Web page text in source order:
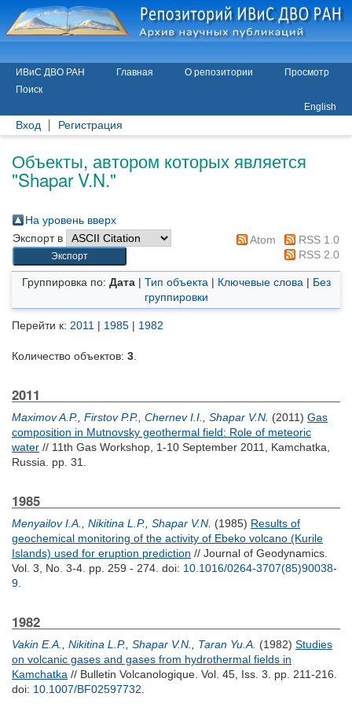
ИВиС ДВО РАН Главная О репозитории
Просмотр
Поиск
English
Вход Регистрация
Объекты, автором которых является
"Shapar V.N."
На уровень вверх
Экспорт в
Atom
RSS 1.0
RSS 2.0
Группировка по: Дата| Тип объекта | Ключевые слова | Без
группировки
Перейти к: 2011 | 1985 | 1982
Количество объектов: 3
2011
Maximov A.P. Firstov P.P. Chernev I.I. Shapar V.N. (2011) Gas
composition in Mutnovsky geothermal field: Role of meteoric
water // 11th Gas Workshop, 1-10 September 2011, Kamchatka,
Russia. pp. 31.
1985
Menyailov I.A. Nikitina L.P. Shapar V.N. (1985) Results of
geochemical monitoring of the activity of Ebeko volcano (Kurile
Islands) used for eruption prediction // Journal of Geodynamics.
Vol. 3, No. 3-4. pp. 259 - 274. doi: 10.1016/0264-3707(85)90038-
9
1982
Vakin E.A. Nikitina L.P. Shapar V.N. Taran Yu.A. (1982) Studies
on volcanic gases and gases from hydrothermal fields in
Kamchatka // Bulletin Volcanologique. Vol. 45, Iss. 3. pp. 211-216.
doi: 10.1007/BF02597732